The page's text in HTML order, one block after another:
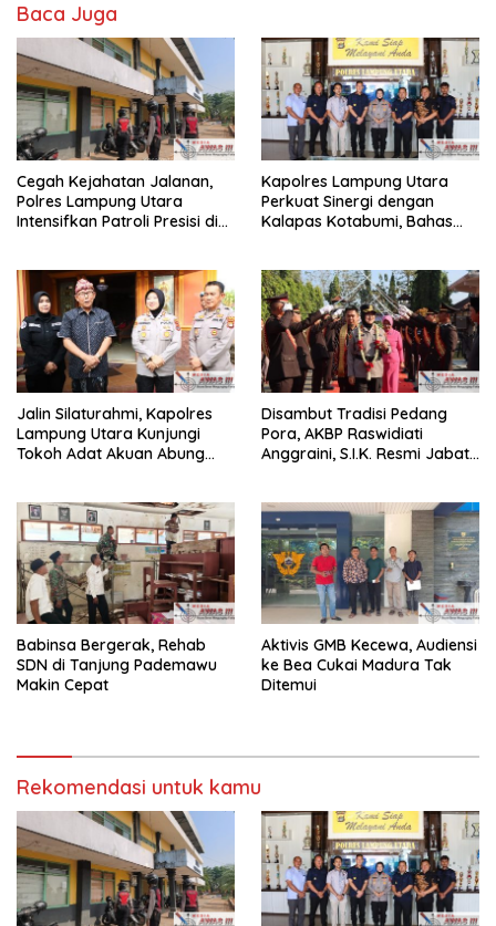
Baca Juga
Cegah Kejahatan Jalanan,
Polres Lampung Utara
Intensifkan Patroli Presisi di
Kapolres Lampung Utara
Perkuat Sinergi dengan
Kalapas Kotabumi, Bahas
Jalin Silaturahmi, Kapolres
Lampung Utara Kunjungi
Tokoh Adat Akuan Abung
Disambut Tradisi Pedang
Pora, AKBP Raswidiati
Anggraini, S.I.K. Resmi Jabat
Babinsa Bergerak, Rehab
SDN di Tanjung Pademawu
Makin Cepat
Aktivis GMB Kecewa, Audiensi
ke Bea Cukai Madura Tak
Ditemui
Rekomendasi untuk kamu